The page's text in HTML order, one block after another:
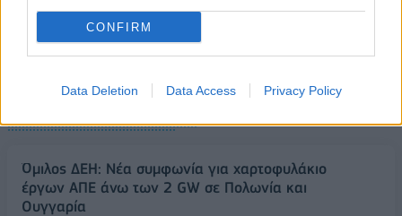
CONFIRM
Data Deletion Data Access Privacy Policy
Όμιλος ΔΕΗ: Νέα συμφωνία για χαρτοφυλάκιο
έργων ΑΠΕ άνω των 2 GW σε Πολωνία και
Ουγγαρία